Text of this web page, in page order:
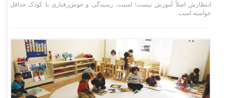
انتظارش اصلاً آموزش نیست؛ امنیت، رسیدگی و خوش‌رفتاری با کودک حداقل
خواسته است.